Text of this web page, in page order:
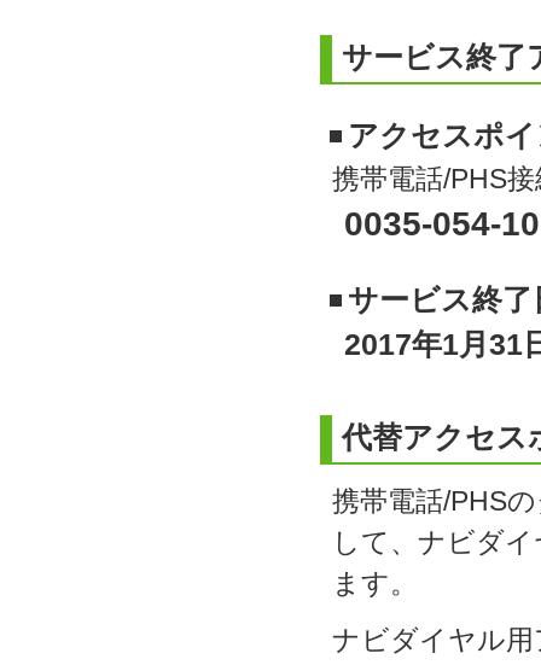
サービス終了
アクセスポ
携帯電話/PHS
0035-054-
サービス終了
2017年1月31
代替アクセス
携帯電話/PHS
して、ナビダ
ます。
ナビダイヤル